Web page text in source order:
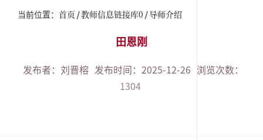
当前位置： 首页 教师信息链接库0 导师介绍
田恩刚
发布者：刘晋榕 发布时间：2025-12-26
浏览次数：
1304